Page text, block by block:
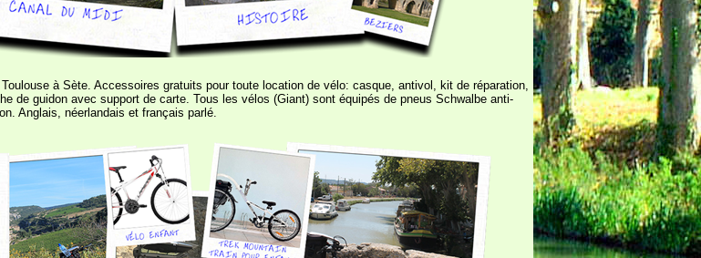
à Sète. Accessoires gratuits pour toute location de vélo: casque, antivol, kit de réparation,
de guidon avec support de carte. Tous les vélos (Giant) sont équipés de pneus Schwalbe anti-
Anglais, néerlandais et français parlé.